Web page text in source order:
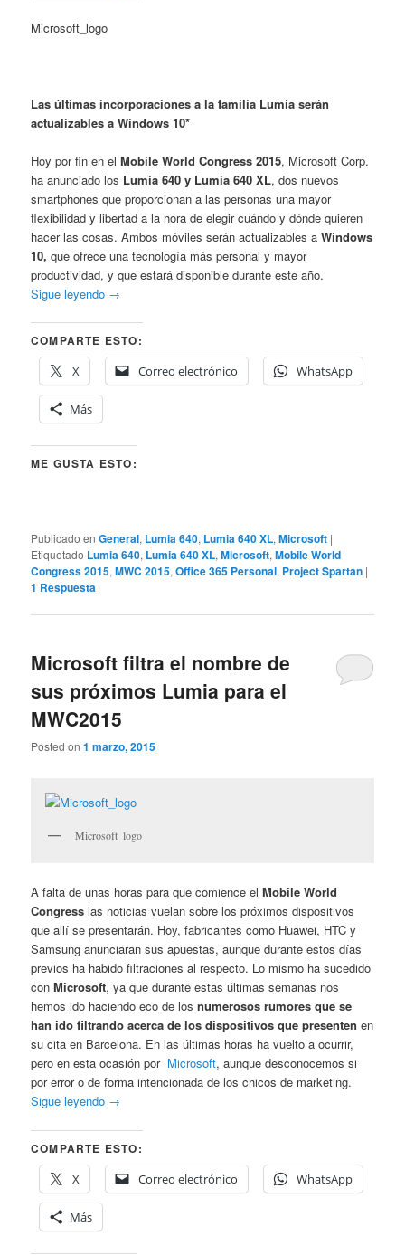
Microsoft_logo
Las últimas incorporaciones a la familia Lumia serán
actualizables a Windows 10*
Hoy por fin en elMobile World Congress 2015, Microsoft Corp.
ha anunciado los Lumia 640 y Lumia 640 XL, dos nuevos
smartphones que proporcionan a las personas una mayor
flexibilidad y libertad a la hora de elegir cuándo y dónde quieren
hacer las cosas. Ambos móviles serán actualizables aWindows
10, que ofrece una tecnología más personal y mayor
productividad, y que estará disponible durante este año.
Sigue leyendo →
COMPARTE ESTO:
X
Correo electrónico WhatsApp
Más
ME GUSTA ESTO:
Publicado en General, Lumia 640, Lumia 640 XL,Microsoft |
Etiquetado Lumia 640, Lumia 640 XL,Microsoft,Mobile World
Congress 2015,MWC 2015,Office 365 Personal, Project Spartan |
1 Respuesta
Microsoft filtra el nombre de
sus próximos Lumia para el
MWC2015
Posted on1 marzo, 2015
Microsoft_logo
A falta de unas horas para que comience elMobile World
Congress las noticias vuelan sobre los próximos dispositivos
que allí se presentarán. Hoy, fabricantes como Huawei, HTC y
Samsung anunciaran sus apuestas, aunque durante estos días
previos ha habido filtraciones al respecto. Lo mismo ha sucedido
conMicrosoft, ya que durante estas últimas semanas nos
hemos ido haciendo eco de losnumerosos rumores que se
han ido filtrando acerca de los dispositivos que presenten en
su cita en Barcelona. En las últimas horas ha vuelto a ocurrir,
pero en esta ocasión por Microsoft, aunque desconocemos si
por error o de forma intencionada de los chicos de marketing.
Sigue leyendo →
COMPARTE ESTO:
X
Correo electrónico WhatsApp
Más